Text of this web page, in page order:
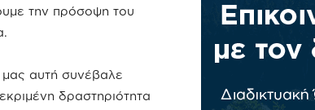
την πρόσοψη του
αυτή συνέβαλε
δραστηριότητα